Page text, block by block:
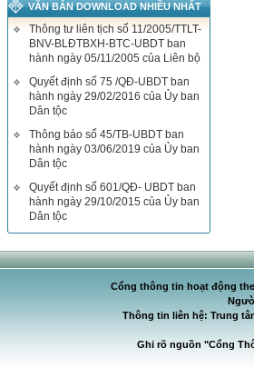
VĂN BẢN DOWNLOAD NHIỀU NHẤT
Thông tư liên tịch số 11/2005/TTLT-
BNV-BLĐTBXH-BTC-UBDT ban
hành ngày 05/11/2005 của Liên bộ
Quyết định số 75 /QĐ-UBDT ban
hành ngày 29/02/2016 của Ủy ban
Dân tộc
Thông báo số 45/TB-UBDT ban
hành ngày 03/06/2019 của Ủy ban
Dân tộc
Quyết định số 601/QĐ- UBDT ban
hành ngày 29/10/2015 của Ủy ban
Dân tộc
Cổng thông tin hoạt động
Thông tin liên hệ: Trung
Ghi rõ nguồn "Cổng